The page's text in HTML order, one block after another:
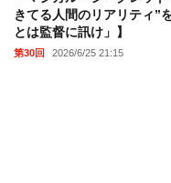
きてる人間のリアリティ”
とは監督に訊け」】
第30回 2026/6/25 21:15